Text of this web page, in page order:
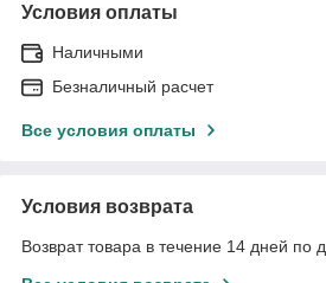
Условия оплаты
Наличными
Безналичный расчет
Все условия оплаты
Условия возврата
Возврат товара в течение 14 дней по